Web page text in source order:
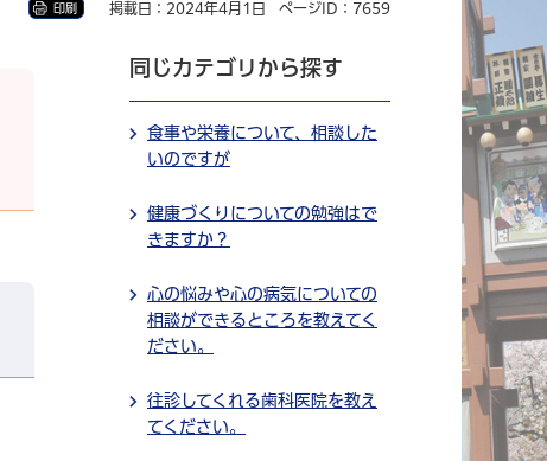
印刷 掲載日：2024年4月1日 ページID：7659
同じカテゴリから探す
食事や栄養について、相談した
いのですが
健康づくりについての勉強はで
きますか？
心の悩みや心の病気についての
相談ができるところを教えてく
ださい。
往診してくれる歯科医院を教え
てください。